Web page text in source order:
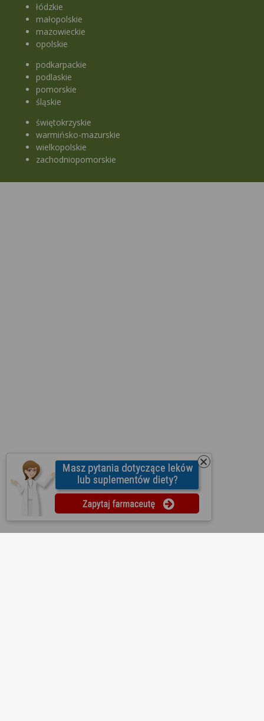
łódzkie
małopolskie
mazowieckie
opolskie
podkarpackie
podlaskie
pomorskie
śląskie
świętokrzyskie
warmińsko-mazurskie
wielkopolskie
zachodniopomorskie